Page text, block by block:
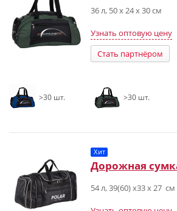
36 л, 50 х 24 х 30 см
Узнать оптовую цену
Стать партнёром
>30 шт. >30 шт.
Хит
Дорожная
54 л, 39(60) x33 x 27 см